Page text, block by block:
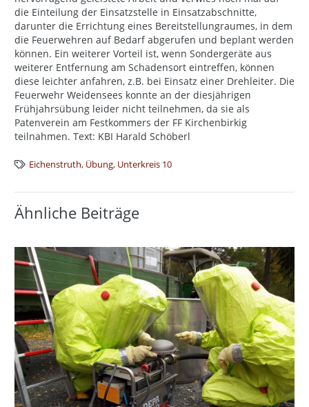
die Einteilung der Einsatzstelle in Einsatzabschnitte,
darunter die Errichtung eines Bereitstellungraumes, in dem
die Feuerwehren auf Bedarf abgerufen und beplant werden
können. Ein weiterer Vorteil ist, wenn Sondergeräte aus
weiterer Entfernung am Schadensort eintreffen, können
diese leichter anfahren, z.B. bei Einsatz einer Drehleiter. Die
Feuerwehr Weidensees konnte an der diesjährigen
Frühjahrsübung leider nicht teilnehmen, da sie als
Patenverein am Festkommers der FF Kirchenbirkig
teilnahmen. Text: KBI Harald Schöberl
Eichenstruth, Übung, Unterkreis 10
Ähnliche Beiträge